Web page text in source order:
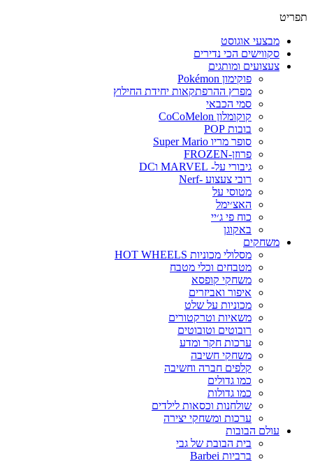
מבצעי אוגוסט
סקווישים הכי נדירים
צעצועים ומותגים
פוקימון Pokémon
מפרץ ההרפתקאות יחידת החילוץ
סמי הכבאי
קוקומלון CoCoMelon
בובות POP
סופר מריו Super Mario
פרוזן-FROZEN
גיבורי על- MARVEL וDC
רובי צעצוע -Nerf
מטוסי על
האצ׳ימל
כוח פי ג׳יי
באקוגן
משחקים
מסלולי מכוניות HOT WHEELS
מטבחים וכלי מטבח
משחקי קופסא
איפור ואביזרים
מכוניות על שלט
משאיות וטרקטורים
רובוטים וטובוטים
ערכות חקר ומדע
משחקי חשיבה
קלפים חברה וחשיבה
כמו גדולים
כמו גדולות
שולחנות וכסאות לילדים
ערכות ומשחקי יצירה
עולם הבובות
בית הבובת של גבי
ברביות Barbei